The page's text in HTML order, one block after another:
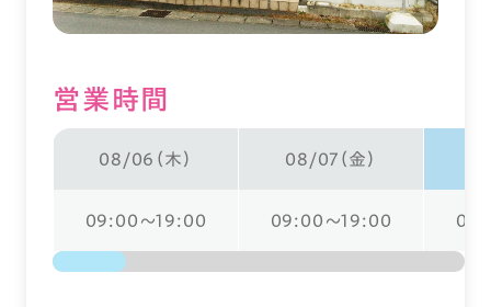
営業時間
08/06（木） 08/07（金）
09:00～19:00 09:00～19:00